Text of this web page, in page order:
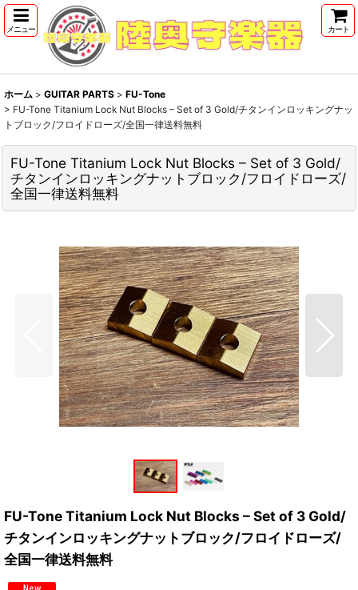
メニュー カート
ホーム > GUITAR PARTS > FU-Tone
> FU-Tone Titanium Lock Nut Blocks – Set of 3 Gold/チタンインロッキングナッ
トブロック/フロイドローズ/全国一律送料無料
FU-Tone Titanium Lock Nut Blocks – Set of 3 Gold/
チタンインロッキングナットブロック/フロイドローズ/
全国一律送料無料
FU-Tone Titanium Lock Nut Blocks – Set of 3 Gold/
チタンインロッキングナットブロック/フロイドローズ/
全国一律送料無料